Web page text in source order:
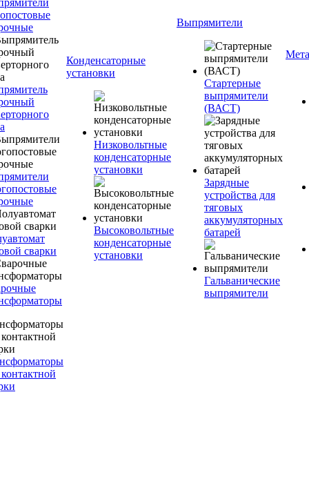
сварки
Конденсаторные
установки
Низковольтные
конденсаторные
установки
Высоковольтные
конденсаторные
установки
Выпрямители
Стартерные
выпрямители
(ВАСТ)
Зарядные
устройства для
тяговых
аккумуляторных
батарей
Гальванические
выпрямители